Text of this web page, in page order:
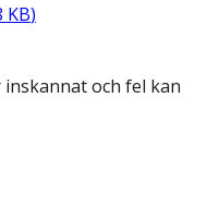
KB)
och fel kan